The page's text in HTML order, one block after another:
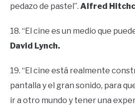
pedazo de pastel”. Alfred
18. “El cine es un medio que
David Lynch.
19. “El cine está realmente
pantalla y el gran sonido, para
ir a otro mundo y tener una